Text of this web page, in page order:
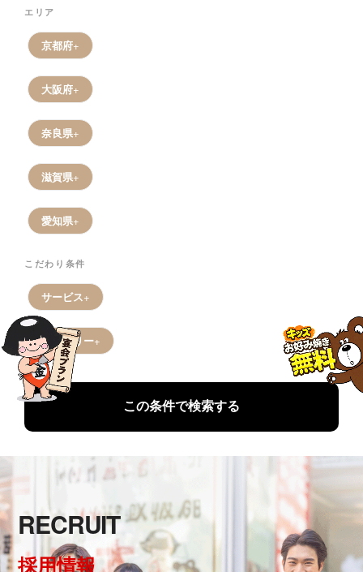
エリア
京都府
大阪府
奈良県
滋賀県
愛知県
こだわり条件
サービス
デリバリー
この条件で検索する
RECRUIT
採用情報